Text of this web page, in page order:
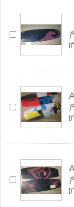
[
[
[